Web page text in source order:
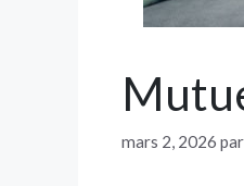
mars 2, 2026 par